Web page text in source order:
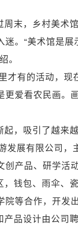
周末，乡村美术
迷。“美术馆是
。
才有的活动，
更爱看农民画。
起，吸引了越来
发展有限公司，
创产品、研学活
，钱包、雨伞、
院等合作，开发
产品设计由公司